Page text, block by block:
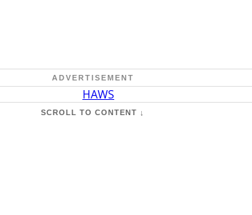
ADVERTISEMENT
SCROLL TO CONTENT ↓